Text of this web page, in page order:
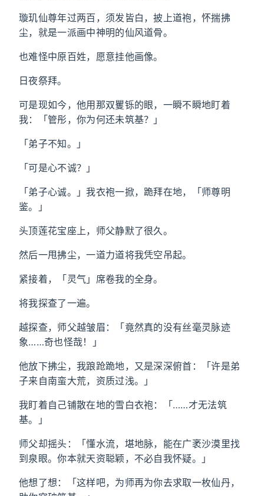
璇玑仙尊年过两百，须发皆白，披上道袍，怀揣拂
尘，就是一派画中神明的仙风道骨。
也难怪中原百姓，愿意挂他画像。
日夜祭拜。
可是现如今，他用那双矍铄的眼，一瞬不瞬地盯着
我：「管彤，你为何还未筑基？」
「弟子不知。」
「可是心不诚？」
「弟子心诚。」我衣袍一掀，跪拜在地，「师尊明
鉴。」
头顶莲花宝座上，师父静默了很久。
然后一甩拂尘，一道力道将我凭空吊起。
紧接着，「灵气」席卷我的全身。
将我探查了一遍。
越探查，师父越皱眉：「竟然真的没有丝毫灵脉迹
象……奇也怪哉！」
他放下拂尘，我踉跄跪地，又是深深俯首：「许是弟
子来自南蛮大荒，资质过浅。」
我盯着自己铺散在地的雪白衣袍：「……才无法筑
基。」
师父却摇头：「懂水流，堪地脉，能在广袤沙漠里找
到泉眼。你本就天资聪颖，不必自我怀疑。」
他想了想：「这样吧，为师再为你去求取一枚仙丹，